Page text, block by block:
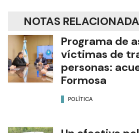
NOTAS
Programa de
víctimas de
personas:
Formosa
POLÍTICA